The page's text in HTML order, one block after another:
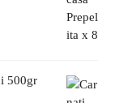
500gr